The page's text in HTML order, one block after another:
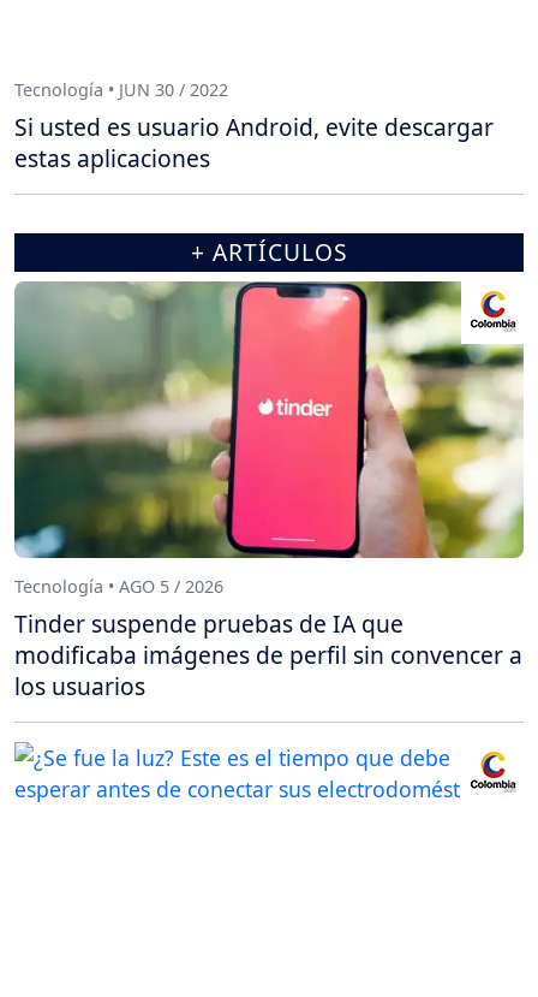
Tecnología • JUN 30 / 2022
Si usted es usuario Android, evite descargar
estas aplicaciones
+ ARTÍCULOS
Tecnología • AGO 5 / 2026
Tinder suspende pruebas de IA que
modificaba imágenes de perfil sin convencer a
los usuarios